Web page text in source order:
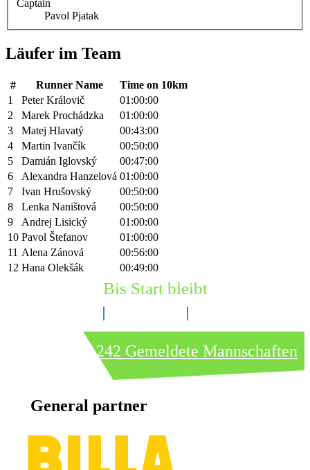
Captain
Pavol Pjatak
Läufer im Team
# Runner Name
Time on 10km
1
Peter Královič
01:00:00
2
Marek Prochádzka
01:00:00
3
Matej Hlavatý
00:43:00
4
Martin Ivančík
00:50:00
5
Damián Iglovský
00:47:00
6
Alexandra Hanzelová 01:00:00
7
Ivan Hrušovský
00:50:00
8
Lenka Naništová
00:50:00
9
Andrej Lisický
01:00:00
10 Pavol Štefanov
01:00:00
11 Alena Zánová
00:56:00
12 Hana Olekšák 00:49:00
Bis Start bleibt
242 Gemeldete Mannschaften
General partner